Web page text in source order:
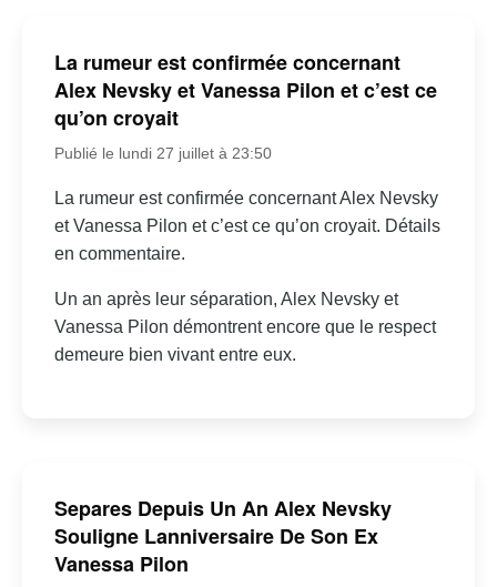
La rumeur est confirmée concernant
Alex Nevsky et Vanessa Pilon et c’est ce
qu’on croyait
Publié le lundi 27 juillet à 23:50
La rumeur est confirmée concernant Alex Nevsky
et Vanessa Pilon et c’est ce qu’on croyait. Détails
en commentaire.
Un an après leur séparation, Alex Nevsky et
Vanessa Pilon démontrent encore que le respect
demeure bien vivant entre eux.
Separes Depuis Un An Alex Nevsky
Souligne Lanniversaire De Son Ex
Vanessa Pilon